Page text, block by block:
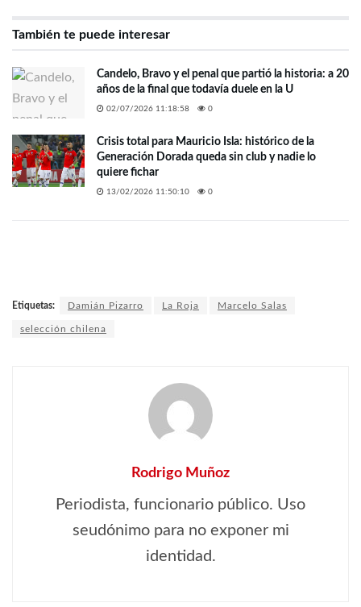
También te puede interesar
Candelo, Bravo y el penal que partió la historia: a 20
años de la final que todavía duele en la U
02/07/2026 11:18:58 0
Crisis total para Mauricio Isla: histórico de la
Generación Dorada queda sin club y nadie lo
quiere fichar
13/02/2026 11:50:10 0
Etiquetas: Damián Pizarro La Roja Marcelo Salas
selección chilena
Rodrigo Muñoz
Periodista, funcionario público. Uso
seudónimo para no exponer mi
identidad.